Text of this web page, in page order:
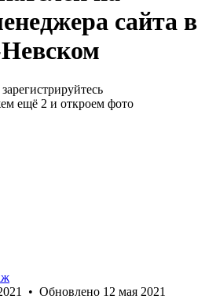
сайта в
ещё 2 и откроем фото
• Обновлено 12 мая 2021